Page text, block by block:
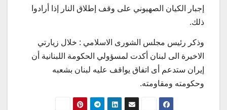
إجبار الکیان الصهیوني علی وقف إطلاق النار إذا أرادوا
ذلك.
وذکر رئيس مجلس الشورى الاسلامي : خلال زیارتي
الاخیرة الی لبنان أكدت لمسؤولي الحكومة اللبنانية أن
إيران ستدعم أی اتفاق یواقف عليه لبنان بشعبه
وحکومته ومقاومته.